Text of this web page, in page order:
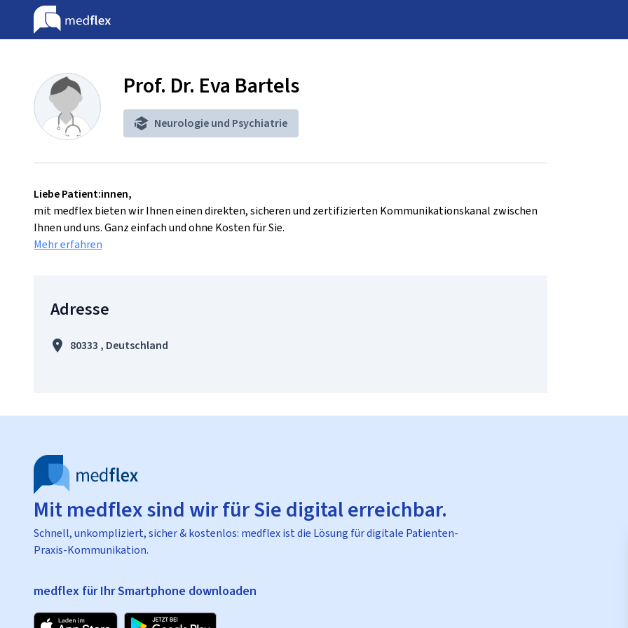
Prof. Dr. Eva Bartels
Neurologie und Psychiatrie
Liebe Patient:innen,
mit medflex bieten wir Ihnen einen direkten, sicheren und zertifizierten Kommunikationskanal zwischen
Ihnen und uns. Ganz einfach und ohne Kosten für Sie.
Mehr erfahren
Adresse
80333 , Deutschland
Mit medflex sind wir für Sie digital erreichbar.
Schnell, unkompliziert, sicher & kostenlos: medflex ist die Lösung für digitale Patienten-
Praxis-Kommunikation.
medflex für Ihr Smartphone downloaden